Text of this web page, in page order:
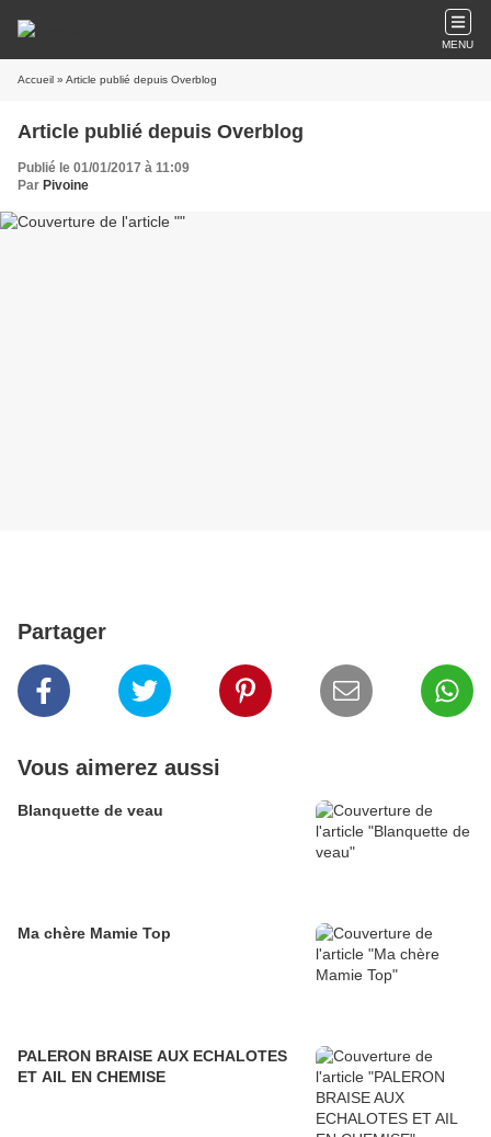
MENU
Accueil » Article publié depuis Overblog
Article publié depuis Overblog
Publié le 01/01/2017 à 11:09
Par Pivoine
Partager
Vous aimerez aussi
Blanquette de veau
Ma chère Mamie Top
PALERON BRAISE AUX ECHALOTES
ET AIL EN CHEMISE